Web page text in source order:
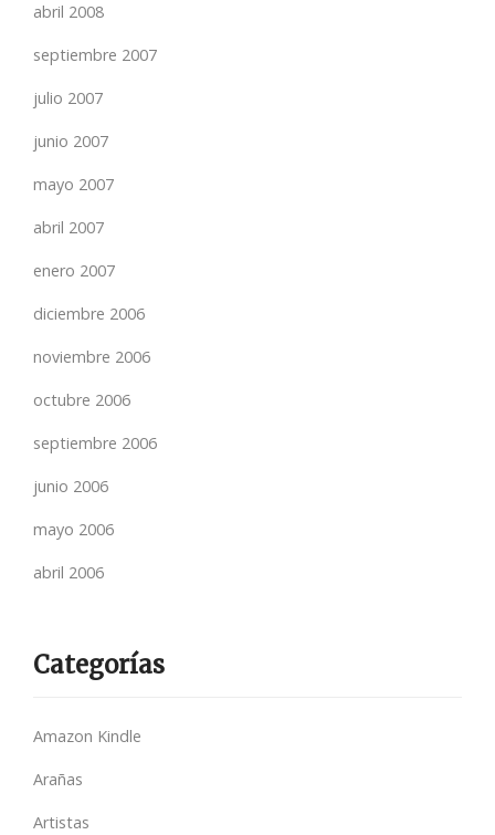
abril 2008
septiembre 2007
julio 2007
junio 2007
mayo 2007
abril 2007
enero 2007
diciembre 2006
noviembre 2006
octubre 2006
septiembre 2006
junio 2006
mayo 2006
abril 2006
Categorías
Amazon Kindle
Arañas
Artistas